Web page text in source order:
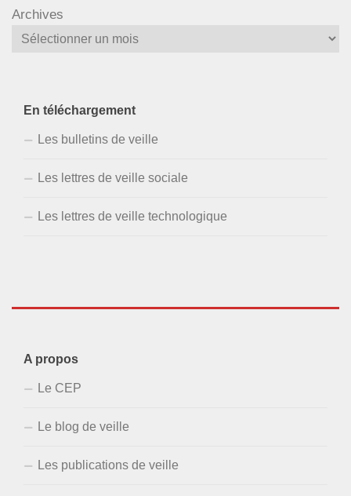
Archives
En téléchargement
Les bulletins de veille
Les lettres de veille sociale
Les lettres de veille technologique
A propos
Le CEP
Le blog de veille
Les publications de veille